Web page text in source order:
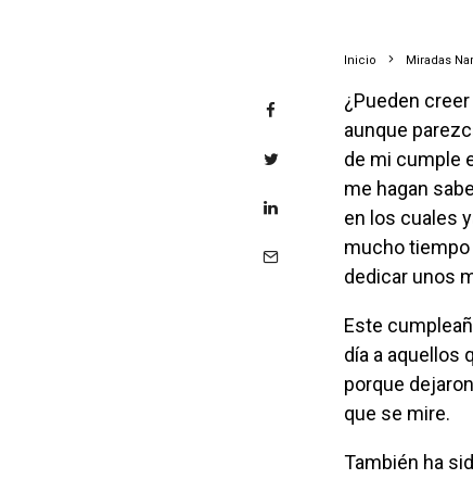
Inicio Miradas
¿Pueden creer que hay personas a quienes no les gusta cumplir años? Pues sí,
aunque
de mi cumple
me hagan
en los cuales
mucho
dedicar unos
Este cump
día a aquellos
porque
que se mire.
También ha